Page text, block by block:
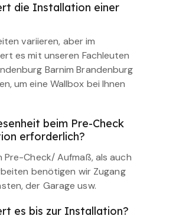
die Installation einer
variieren, aber im
es mit unseren Fachleuten
Barnim Brandenburg
um eine Wallbox bei Ihnen
beim Pre-Check
erforderlich?
Pre-Check/ Aufmaß, als auch
benötigen wir Zugang
der Garage usw.
es bis zur Installation?